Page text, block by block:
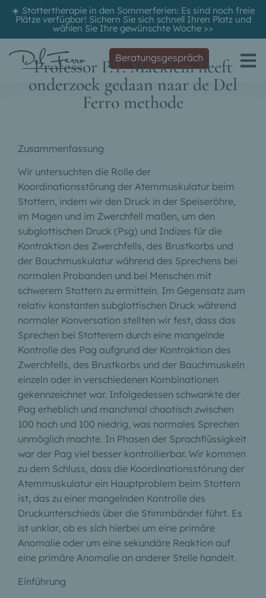
☀️ Stottertherapie in den Sommerferien: Es sind noch freie
Plätze verfügbar! Sichern Sie sich schnell Ihren Platz und
wählen Sie Ihre gewünschte Woche >>
Beratungsgespräch
Professor P.T. Macklem heeft
onderzoek gedaan naar de Del
Ferro methode
Zusammenfassung
Wir untersuchten die Rolle der
Koordinationsstörung der Atemmuskulatur beim
Stottern, indem wir den Druck in der Speiseröhre,
im Magen und im Zwerchfell maßen, um den
subglottischen Druck (Psg) und Indizes für die
Kontraktion des Zwerchfells, des Brustkorbs und
der Bauchmuskulatur während des Sprechens bei
normalen Probanden und bei Menschen mit
schwerem Stottern zu ermitteln. Im Gegensatz zum
relativ konstanten subglottischen Druck während
normaler Konversation stellten wir fest, dass das
Sprechen bei Stotterern durch eine mangelnde
Kontrolle des Pag aufgrund der Kontraktion des
Zwerchfells, des Brustkorbs und der Bauchmuskeln
einzeln oder in verschiedenen Kombinationen
gekennzeichnet war. Infolgedessen schwankte der
Pag erheblich und manchmal chaotisch zwischen
100 hoch und 100 niedrig, was normales Sprechen
unmöglich machte. In Phasen der Sprachflüssigkeit
war der Pag viel besser kontrollierbar. Wir kommen
zu dem Schluss, dass die Koordinationsstörung der
Atemmuskulatur ein Hauptproblem beim Stottern
ist, das zu einer mangelnden Kontrolle des
Druckunterschieds über die Stimmbänder führt. Es
ist unklar, ob es sich hierbei um eine primäre
Anomalie oder um eine sekundäre Reaktion auf
eine primäre Anomalie an anderer Stelle handelt.
Einführung